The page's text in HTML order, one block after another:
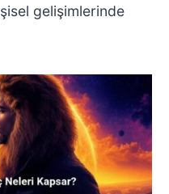
gelişimlerinde